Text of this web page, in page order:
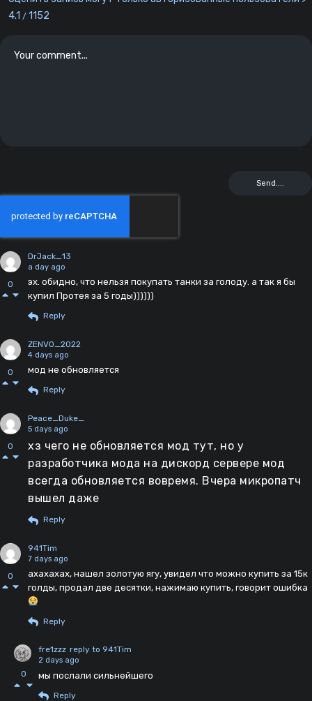
4.1 / 1152
0
DrJack_13
a day ago
эх. обидно, что нельзя покупать танки за голоду. а так я бы
купил Протея за 5 годы))))))
Reply
0
ZENVO_2022
4 days ago
мод не обновляется
Reply
0
Peace_Duke_
5 days ago
хз чего не обновляется мод тут, но у
разработчика мода на дискорд сервере мод
всегда обновляется вовремя. Вчера микропатч
вышел даже
Reply
0
941Tim
7 days ago
ахахахах, нашел золотую ягу, увидел что можно купить за 15к
голды, продал две десятки, нажимаю купить, говорит ошибка
Reply
0
fre1zzz reply to 941Tim
2 days ago
мы послали сильнейшего
Reply